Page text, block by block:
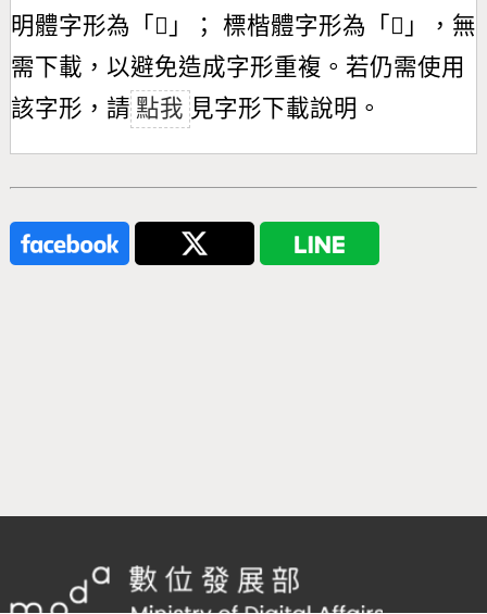
明體字形為「 𡯥 」； 標楷體字形為「 𡯥 」，無
需下載，以避免造成字形重複。若仍需使用
該字形，請 點我 見字形下載說明。